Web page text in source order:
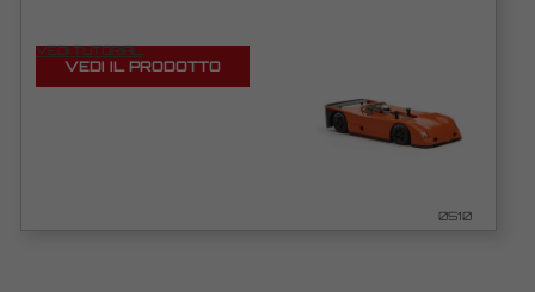
VEDI TUTORIAL
VEDI IL PRODOTTO
0510